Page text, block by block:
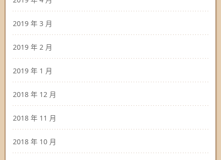
2019 年 3 月
2019 年 2 月
2019 年 1 月
2018 年 12 月
2018 年 11 月
2018 年 10 月